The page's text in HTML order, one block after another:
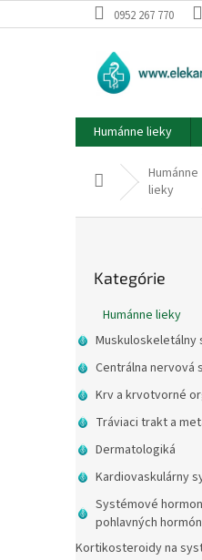
na
0952 267 770
Humánne lieky
DomovHumánne
lieky
a
n
e
l
kategórie
Kategórie
Humánne lieky
Muskuloskeletálny
Centrálna nervová
Krv a krvotvorné
Tráviaci trakt a
Dermatologiká
Kardiovaskulárny
Systémové
pohlavných
Kortikosteroidy na